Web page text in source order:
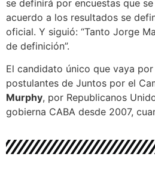
se definirá por encuestas que
acuerdo a los resultados se
oficial. Y siguió: “Tanto Jorge
de definición”.
El candidato único que vaya
postulantes de Juntos por el
Murphy, por Republicanos
gobierna CABA desde 2007,